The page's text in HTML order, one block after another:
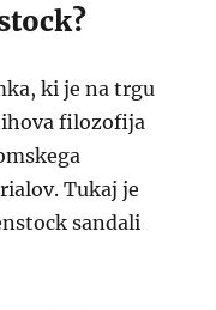
ki je na trgu
filozofija
Tukaj je
sandali